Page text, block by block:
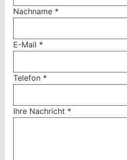
Nachname *
E-Mail *
Telefon *
Ihre Nachricht *